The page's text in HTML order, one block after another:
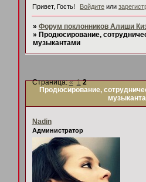
Привет, Гость! Войдите или
» Форум поклонников Алиши
» Продюсирование,
музыкантами
Продюсирование,
Страница:« 1 2
Nadin
Администратор